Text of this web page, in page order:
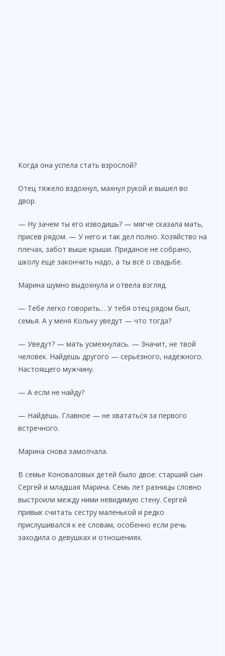
Когда она успела стать взрослой?
Отец тяжело вздохнул, махнул рукой и вышел во
двор.
— Ну зачем ты его изводишь? — мягче сказала мать,
присев рядом. — У него и так дел полно. Хозяйство на
плечах, забот выше крыши. Приданое не собрано,
школу ещё закончить надо, а ты всё о свадьбе.
Марина шумно выдохнула и отвела взгляд.
— Тебе легко говорить… У тебя отец рядом был,
семья. А у меня Кольку уведут — что тогда?
— Уведут? — мать усмехнулась. — Значит, не твой
человек. Найдёшь другого — серьёзного, надёжного.
Настоящего мужчину.
— А если не найду?
— Найдёшь. Главное — не хвататься за первого
встречного.
Марина снова замолчала.
В семье Коноваловых детей было двое: старший сын
Сергей и младшая Марина. Семь лет разницы словно
выстроили между ними невидимую стену. Сергей
привык считать сестру маленькой и редко
прислушивался к её словам, особенно если речь
заходила о девушках и отношениях.